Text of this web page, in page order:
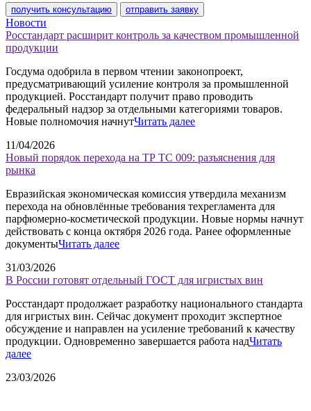
получить консультацию отправить заявку
Новости
Росстандарт расширит контроль за качеством промышленной
продукции
Госдума одобрила в первом чтении законопроект,
предусматривающий усиление контроля за промышленной
продукцией. Росстандарт получит право проводить
федеральный надзор за отдельными категориями товаров.
Новые полномочия начнутЧитать далее
11/04/2026
Новый порядок перехода на ТР ТС 009: разъяснения для
рынка
Евразийская экономическая комиссия утвердила механизм
перехода на обновлённые требования техрегламента для
парфюмерно-косметической продукции. Новые нормы начнут
действовать с конца октября 2026 года. Ранее оформленные
документыЧитать далее
31/03/2026
В России готовят отдельный ГОСТ для игристых вин
Росстандарт продолжает разработку национального стандарта
для игристых вин. Сейчас документ проходит экспертное
обсуждение и направлен на усиление требований к качеству
продукции. Одновременно завершается работа надЧитать
далее
23/03/2026